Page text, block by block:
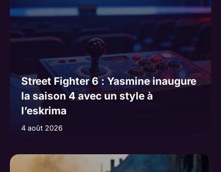
Street Fighter 6 : Yasmine inaugure
la saison 4 avec un style à
l’eskrima
4 août 2026